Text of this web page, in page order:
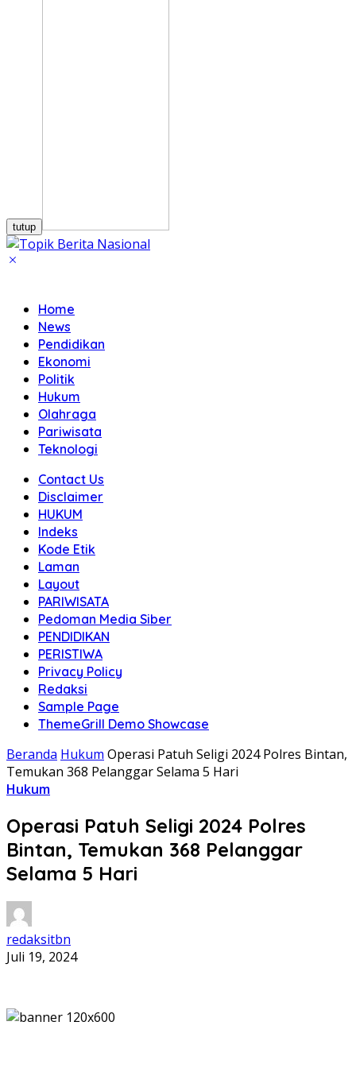
tutup
Home
News
Pendidikan
Ekonomi
Politik
Hukum
Olahraga
Pariwisata
Teknologi
Contact Us
Disclaimer
HUKUM
Indeks
Kode Etik
Laman
Layout
PARIWISATA
Pedoman Media Siber
PENDIDIKAN
PERISTIWA
Privacy Policy
Redaksi
Sample Page
ThemeGrill Demo Showcase
Beranda Hukum Operasi Patuh Seligi 2024 Polres Bintan,
Temukan 368 Pelanggar Selama 5 Hari
Hukum
Operasi Patuh Seligi 2024 Polres
Bintan, Temukan 368 Pelanggar
Selama 5 Hari
redaksitbn
Juli 19, 2024